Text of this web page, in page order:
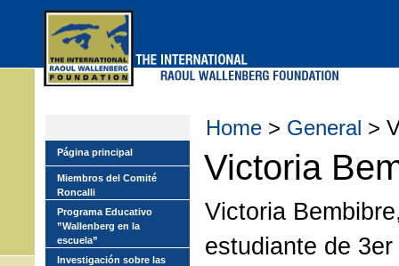
Home > General >
Victoria
Victoria
estudiante de
Página principal
Miembros del Comité
Roncalli
Programa Educativo
”Wallenberg en la
escuela”
Investigación sobre las